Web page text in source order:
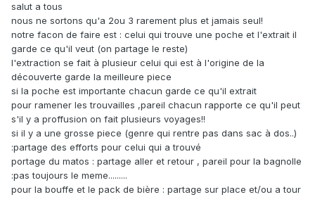
salut a tous
nous ne sortons qu'a 2ou 3 rarement plus et jamais seul!
notre facon de faire est : celui qui trouve une poche et l'extrait il
garde ce qu'il veut (on partage le reste)
l'extraction se fait à plusieur celui qui est à l'origine de la
découverte garde la meilleure piece
si la poche est importante chacun garde ce qu'il extrait
pour ramener les trouvailles ,pareil chacun rapporte ce qu'il peut
s'il y a proffusion on fait plusieurs voyages!!
si il y a une grosse piece (genre qui rentre pas dans sac à dos..)
:partage des efforts pour celui qui a trouvé
portage du matos : partage aller et retour , pareil pour la bagnolle
:pas toujours le meme.........
pour la bouffe et le pack de bière : partage sur place et/ou a tour